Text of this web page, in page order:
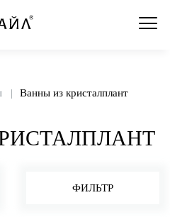
Ванны из кристалплант
ФИЛЬТР